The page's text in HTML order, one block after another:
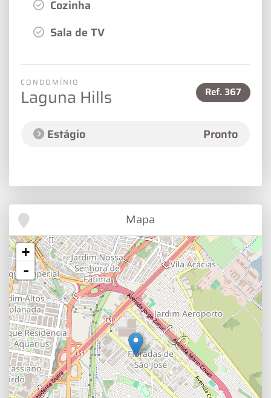
Cozinha
Sala de TV
CONDOMÍNIO
Laguna Hills Ref.367
Estágio Pronto
Mapa
+
-